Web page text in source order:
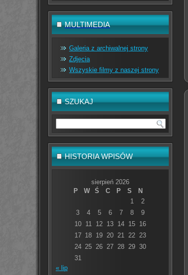
MULTIMEDIA
Galeria z archiwalnej strony
Zdjęcia
Wszyskie filmy z naszej strony
SZUKAJ
HISTORIA WPISÓW
sierpień 2026
P
W Ś C P S
N
1
2
3
4 5 6 7 8
9
10
11 12 13 14 15 16
17 18 19 20 21 22 23
24 25 26 27 28 29 30
31
« lip